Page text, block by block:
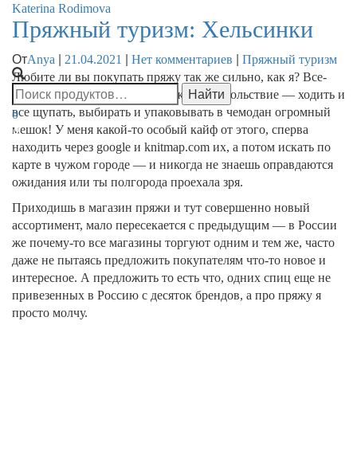
Katerina Rodimova
0
Пряжный туризм: Хельсинки
ОтAnya | 21.04.2021 | Нет комментариев | Пряжный туризм
Любите ли вы покупать пряжу так же сильно, как я? Все-
таки это совершенно невозможное удовольствие — ходить и
все щупать, выбирать и упаковывать в чемодан огромный
мешок! У меня какой-то особый кайф от этого, сперва
находить через google и knitmap.com их, а потом искать по
карте в чужом городе — и никогда не знаешь оправдаются
ожидания или ты полгорода проехала зря.
Приходишь в магазин пряжи и тут совершенно новый
ассортимент, мало пересекается с предыдущим — в России
же почему-то все магазины торгуют одним и тем же, часто
даже не пытаясь предложить покупателям что-то новое и
интересное. А предложить то есть что, одних спиц еще не
привезенных в Россию с десяток брендов, а про пряжу я
просто молчу.